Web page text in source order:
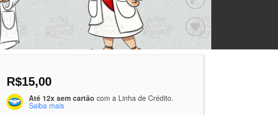
R$15,00
Até 12x sem cartão com a Linha de Crédito.
Saiba mais